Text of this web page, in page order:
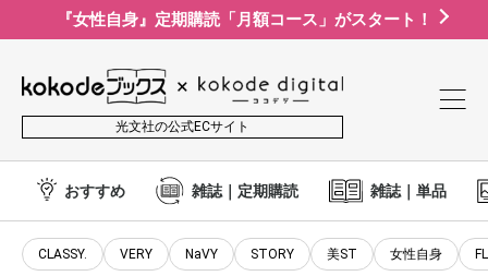
『女性自身』定期購読「月額コース」がスタート！
光文社の公式ECサイト
おすすめ 雑誌｜定期購読 雑誌｜単品
CLASSY. VERY NaVY STORY 美ST 女性自身